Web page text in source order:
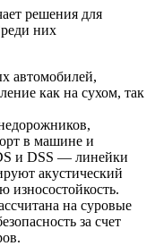
решения для
них
автомобилей,
как на сухом, так
в машине и
и DSS — линейки
акустический
на суровые
за счет